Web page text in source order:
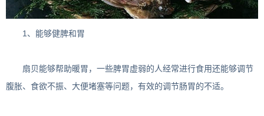
1、能够健脾和胃
扇贝能够帮助暖胃，一些脾胃虚弱的人经常进行食用还能够调节
腹胀、食欲不振、大便堵塞等问题，有效的调节肠胃的不适。